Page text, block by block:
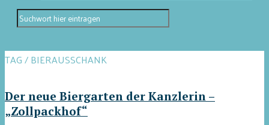
TAG / BIERAUSSCHANK
Der neue Biergarten der Kanzlerin –
„Zollpackhof“